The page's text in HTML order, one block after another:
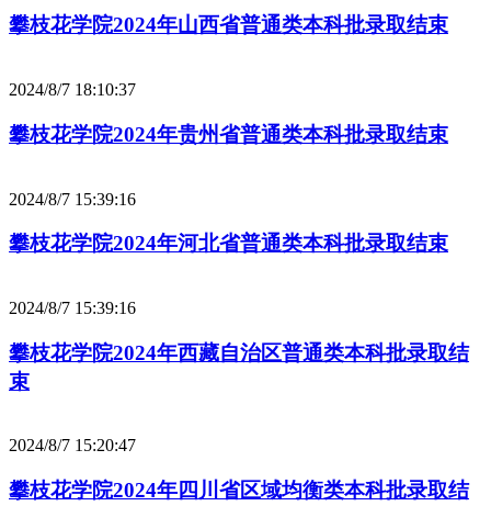
攀枝花学院2024年山西省普通类本科批录取结束
2024/8/7 18:10:37
攀枝花学院2024年贵州省普通类本科批录取结束
2024/8/7 15:39:16
攀枝花学院2024年河北省普通类本科批录取结束
2024/8/7 15:39:16
攀枝花学院2024年西藏自治区普通类本科批录取结
束
2024/8/7 15:20:47
攀枝花学院2024年四川省区域均衡类本科批录取结